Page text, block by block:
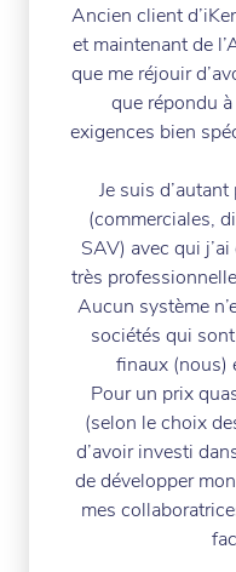
Ancien client
et maintenant de
que me réjouir
que répondu
exigences bien
Je suis
(commerciales,
SAV) avec qui
très
Aucun système
sociétés qui
finaux (nous)
Pour un prix
(selon le choix
d’avoir investi
de développer
mes